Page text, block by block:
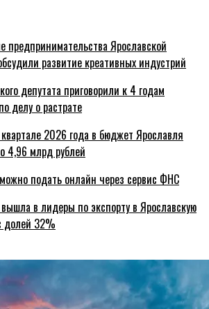
предпринимательства Ярославской
развитие креативных индустрий
депутата приговорили к 4 годам
делу о растрате
2026 года в бюджет Ярославля
4,96 млрд рублей
подать онлайн через сервис ФНС
вышла в лидеры по экспорту в Ярославскую
долей 32%